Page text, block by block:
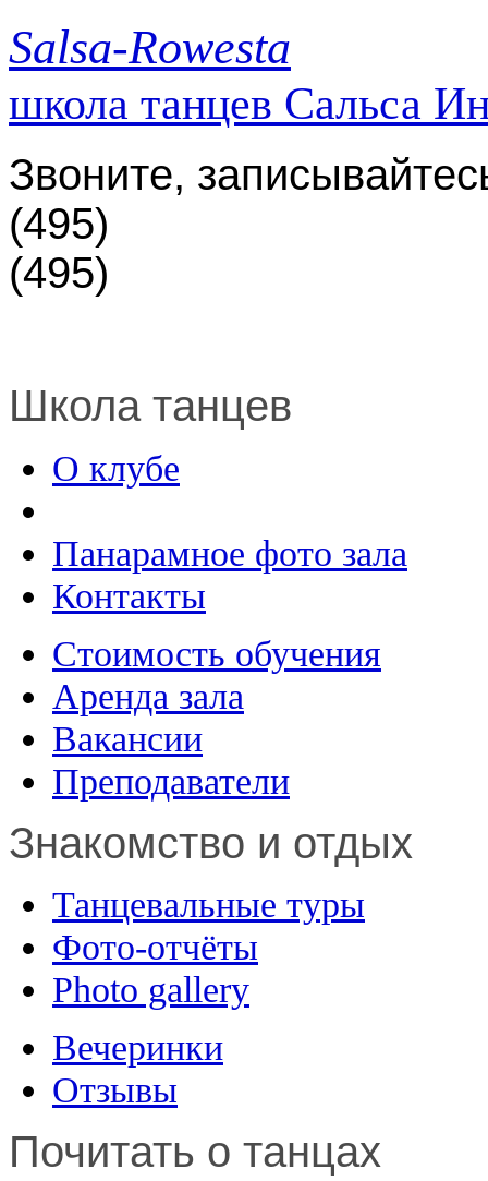
Salsa-Rowesta
школа танцев Сальса
Звоните,
(495)
(495)
Школа танцев
О клубе
Панарамное фото зала
Контакты
Стоимость обучения
Аренда зала
Вакансии
Преподаватели
Знакомство и отдых
Танцевальные туры
Фото-отчёты
Photo gallery
Вечеринки
Отзывы
Почитать о танцах